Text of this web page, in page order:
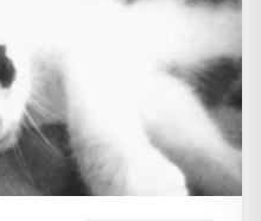
Profissões
Religião Shitpost